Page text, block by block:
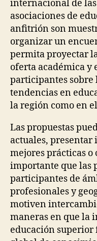
internacional de
asociaciones de
anfitrión son
organizar un
permita proyectar
oferta académica y
participantes sobre
tendencias en
la región como en
Las propuestas
actuales, presentar
mejores prácticas o
importante que las
participantes de
profesionales y
motiven
maneras en que la
educación